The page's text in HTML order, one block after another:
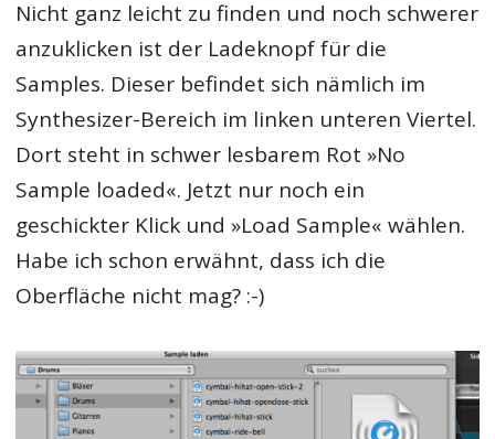
Nicht ganz leicht zu finden und noch schwerer
anzuklicken ist der Ladeknopf für die
Samples. Dieser befindet sich nämlich im
Synthesizer-Bereich im linken unteren Viertel.
Dort steht in schwer lesbarem Rot »No
Sample loaded«. Jetzt nur noch ein
geschickter Klick und »Load Sample« wählen.
Habe ich schon erwähnt, dass ich die
Oberfläche nicht mag? :-)